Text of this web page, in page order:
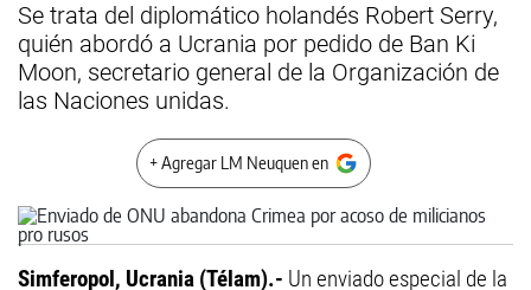
Se trata del diplomático holandés Robert Serry,
quién abordó a Ucrania por pedido de Ban Ki
Moon, secretario general de la Organización de
las Naciones unidas.
+ Agregar LM Neuquen en
Simferopol, Ucrania (Télam).- Un enviado especial de la